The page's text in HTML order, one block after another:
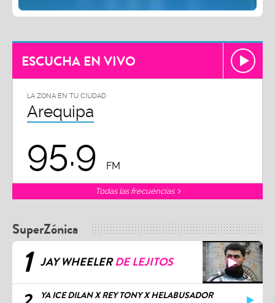
ESCUCHA EN VIVO
LA ZONA EN TU CIUDAD
Arequipa
95.9 FM
Todas las frecuencias
SuperZónica
1 JAY WHEELERDE LEJITOS
YA ICE DILAN X REY TONY X HELABUSADOR